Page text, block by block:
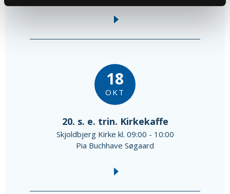
18
OKT
20. s. e. trin. Kirkekaffe
Skjoldbjerg Kirke kl. 09:00 - 10:00
Pia Buchhave Søgaard